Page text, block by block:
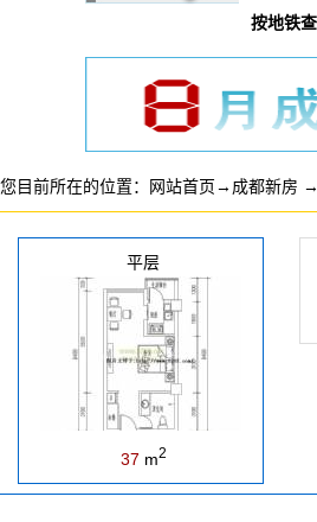
按地铁查
您目前所在的位置： 网站首页→ 成都新房 →
平层
37 m2